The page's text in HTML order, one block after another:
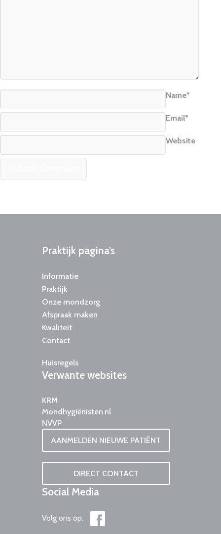
Name*
Email*
Website
Praktijkpagina’s
Informatie
Praktijk
Onze mondzorg
Afspraak maken
Kwaliteit
Contact
Huisregels
Verwantewebsites
KRM
Mondhygiënisten.nl
NVVP
AANMELDEN NIEUWE PATIËNT
DIRECT CONTACT
SocialMedia
Volg ons op: